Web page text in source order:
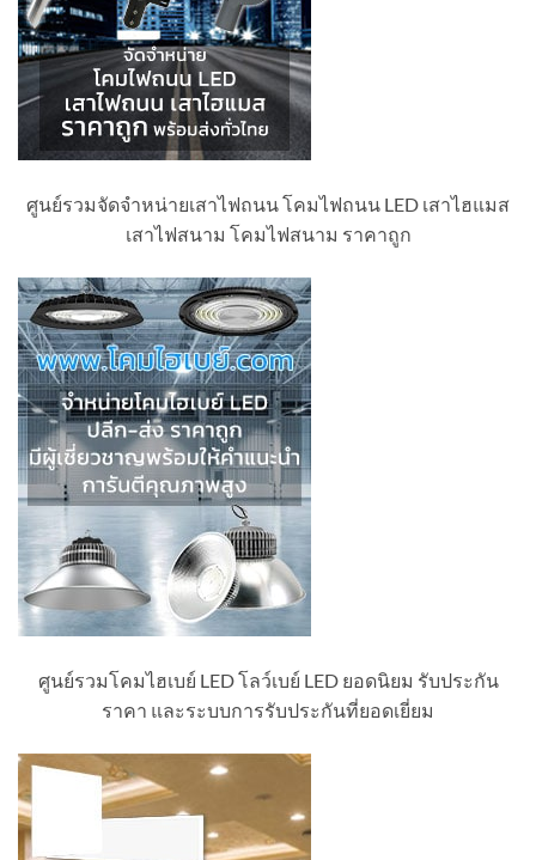
ศูนย์รวมจัดจำหน่ายเสาไฟถนน โคมไฟถนน LED เสาไฮแมส
เสาไฟสนาม โคมไฟสนาม ราคาถูก
ศูนย์รวมโคมไฮเบย์ LED โลว์เบย์ LED ยอดนิยม รับประกัน
ราคา และระบบการรับประกันที่ยอดเยี่ยม